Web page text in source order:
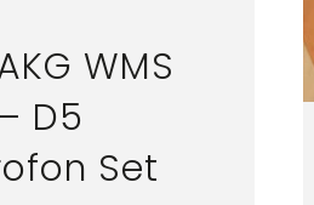
WMS
D5
Set